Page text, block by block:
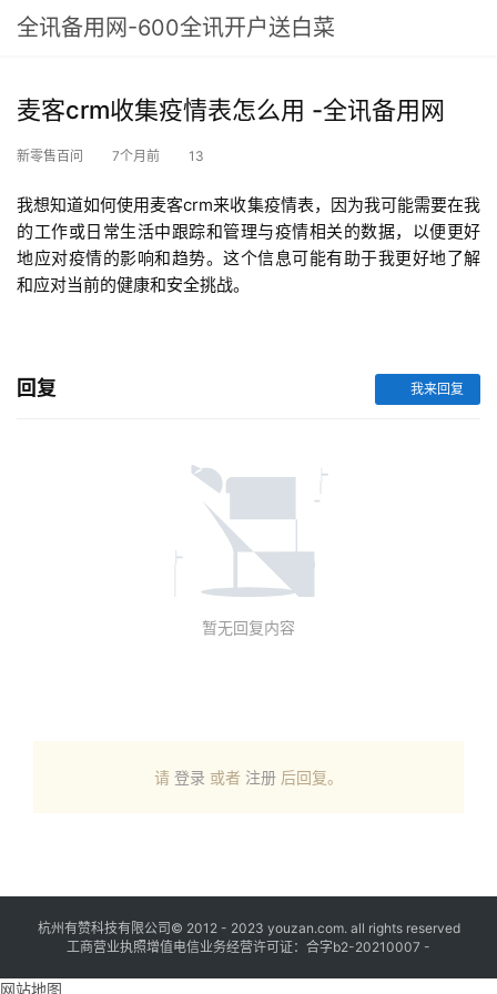
全讯备用网-600全讯开户送白菜
麦客crm收集疫情表怎么用 -全讯备用网
新零售百问 7个月前 13
我想知道如何使用麦客crm来收集疫情表，因为我可能需要在我
的工作或日常生活中跟踪和管理与疫情相关的数据，以便更好
地应对疫情的影响和趋势。这个信息可能有助于我更好地了解
和应对当前的健康和安全挑战。
回复 我来回复
暂无回复内容
请 登录 或者 注册 后回复。
杭州有赞科技有限公司© 2012 - 2023 youzan.com. all rights reserved
工商营业执照增值电信业务经营许可证：合字b2-20210007 -
网站地图